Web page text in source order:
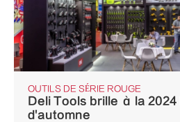
OUTILS DE SÉRIE ROUGE
Deli Tools brille à la
d'automne